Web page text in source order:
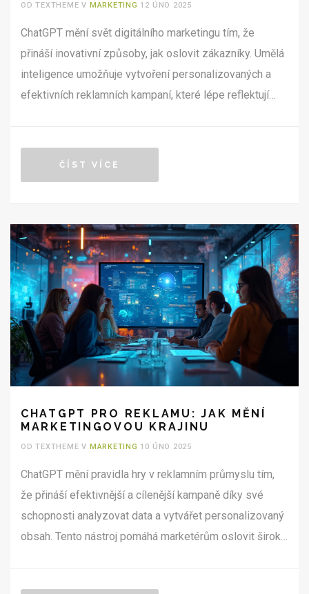
OD TEXTHEME V MARKETING 12 ÚNO 2025
ChatGPT mění svět digitálního marketingu tím, že
přináší inovativní způsoby, jak oslovit zákazníky. Umělá
inteligence umožňuje vytvoření personalizovaných a
efektivních reklamních kampaní, které lépe reflektují
světě, kde je klíčová personalizace a rychlost, se
ČÍST VÍCE
CHATGPT PRO REKLAMU: JAK MĚNÍ
MARKETINGOVOU KRAJINU
OD TEXTHEME V MARKETING 10 ÚNO 2025
ChatGPT mění pravidla hry v reklamním průmyslu tím,
že přináší efektivnější a cílenější kampaně díky své
schopnosti analyzovat data a vytvářet personalizovaný
obsah. Tento nástroj pomáhá marketérům oslovit široké